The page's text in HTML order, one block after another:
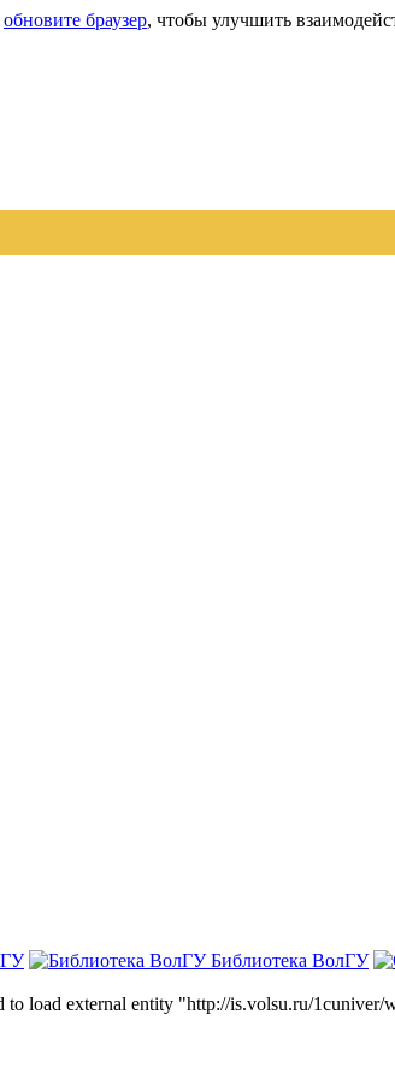
обновите браузер, чтобы улучшить
Библиотека ВолГУ
load external entity "http://is.volsu.ru/1cuniver/